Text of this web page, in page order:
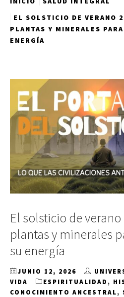
EL SOLSTICIO DE VERANO
PLANTAS Y MINERALES
ENERGÍA
El solsticio de verano
plantas y minerales
su energía
JUNIO 12, 2026
VIDA
ESPIRITUALIDAD ,
CONOCIMIENTO ANCESTRAL,